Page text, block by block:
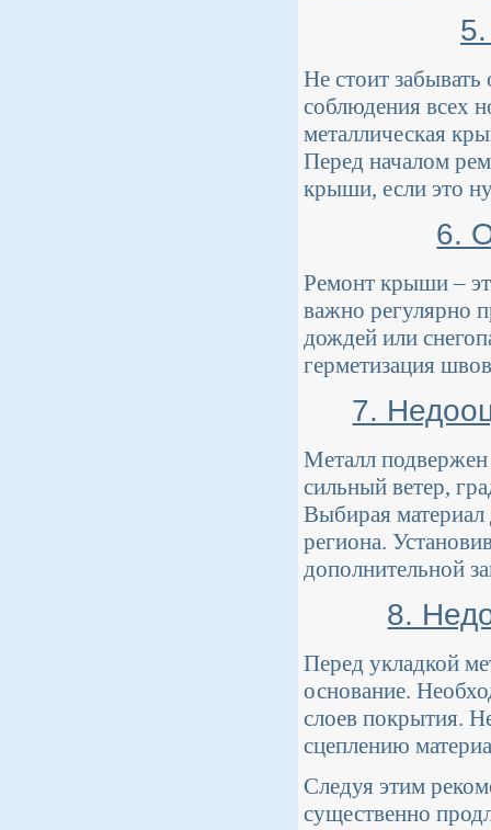
Не стоит
соблюдения всех
металлическая
Перед началом
крыши, если это
6.
Ремонт крыши –
важно регулярно
дождей или
герметизация
7.
Металл
сильный ветер,
Выбирая материал
региона.
дополнительной
8.
Перед укладкой
основание.
слоев покрытия.
сцеплению
Следуя этим
существенно